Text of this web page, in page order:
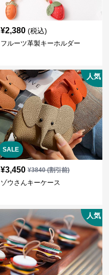
¥2,380 (税込)
フルーツ革製キーホルダー
SALE
人気
¥3,450 ¥3840(割引前)
ゾウさんキーケース
人気